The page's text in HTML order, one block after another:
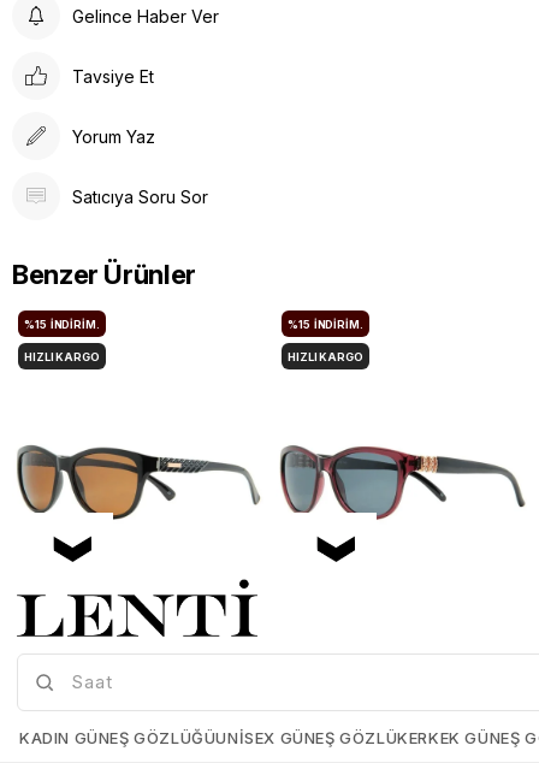
Gelince Haber Ver
Tavsiye Et
Yorum Yaz
Satıcıya Soru Sor
Benzer Ürünler
Mia-Maria-OF127-C2-56
%15 İNDIRIM.
HIZLI KARGO
Mia-Maria-OF126-C3-56
%15 İNDIRIM.
HIZLI KARGO
KADIN GÜNEŞ GÖZLÜĞÜUNISEX GÜNEŞ GÖZLÜKERKEK GÜNEŞ